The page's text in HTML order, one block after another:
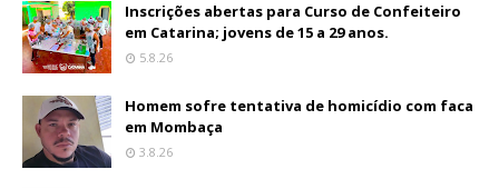
Inscrições abertas para Curso de Confeiteiro
em Catarina; jovens de 15 a 29 anos.
5.8.26
Homem sofre tentativa de homicídio com faca
em Mombaça
3.8.26